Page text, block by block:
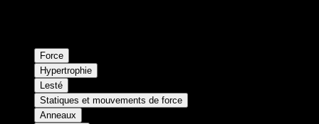
Force
Hypertrophie
Lesté
Statiques et mouvements de force
Anneaux